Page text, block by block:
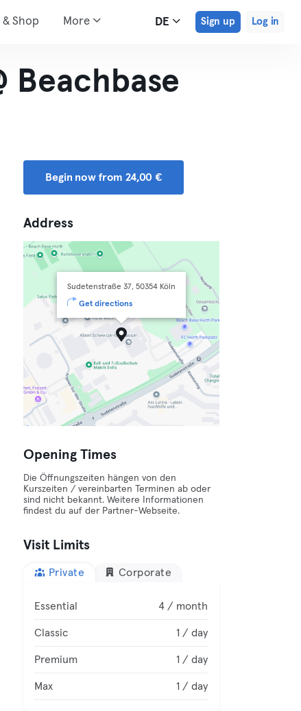
Shop More DE Sign up Log in
Beachbase
Begin now from 24,00 €
Address
Sudetenstraße 37, 50354 Köln
Get directions
Opening Times
Die Öffnungszeiten hängen von den
Kurszeiten / vereinbarten Terminen ab oder
sind nicht bekannt. Weitere Informationen
findest du auf der Partner-Webseite.
Visit Limits
Private Corporate
Essential 4 / month
Classic 1 / day
Premium 1 / day
Max 1 / day